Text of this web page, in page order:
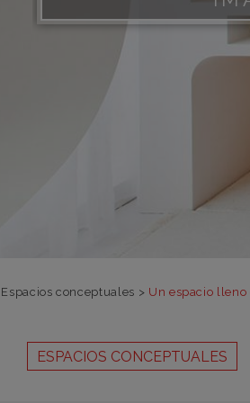
Espacios conceptuales > Un espacio lleno
ESPACIOS CONCEPTUALES